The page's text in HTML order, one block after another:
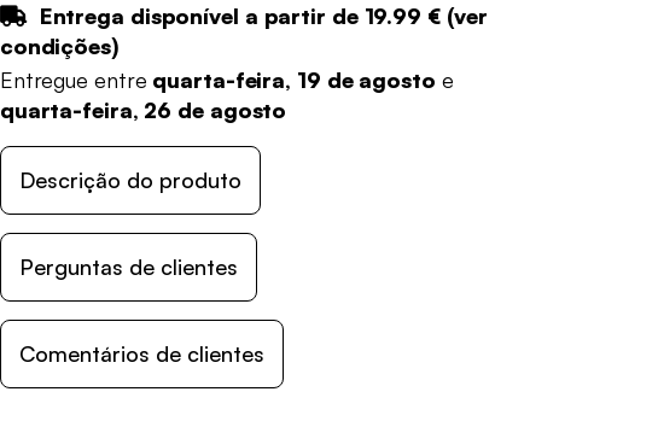
Entrega disponível a partir de 19.99 €(ver
condições)
Entregue entre quarta-feira, 19 de agosto e
quarta-feira, 26 de agosto
Descrição do produto
Perguntas de clientes
Comentários de clientes